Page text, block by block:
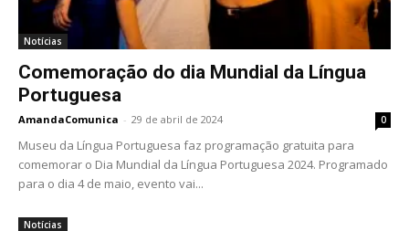
Notícias
Comemoração do dia Mundial da Língua
Portuguesa
AmandaComunica - 29 de abril de 2024 0
Museu da Língua Portuguesa faz programação gratuita para
comemorar o Dia Mundial da Língua Portuguesa 2024. Programado
para o dia 4 de maio, evento vai...
Notícias